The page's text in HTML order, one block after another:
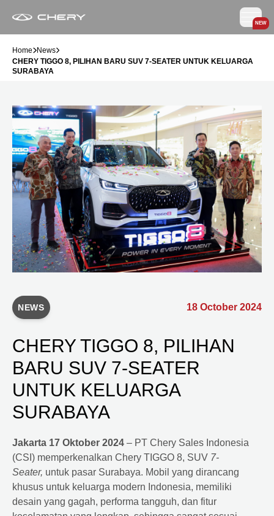
NEW
Home News
CHERY TIGGO 8, PILIHAN BARU SUV 7-SEATER UNTUK KELUARGA
SURABAYA
NEWS 18 October 2024
CHERY TIGGO 8, PILIHAN
BARU SUV 7-SEATER
UNTUK KELUARGA
SURABAYA
Jakarta 17 Oktober 2024 – PT Chery Sales Indonesia
(CSI) memperkenalkan Chery TIGGO 8, SUV 7-
Seater, untuk pasar Surabaya. Mobil yang dirancang
khusus untuk keluarga modern Indonesia, memiliki
desain yang gagah, performa tangguh, dan fitur